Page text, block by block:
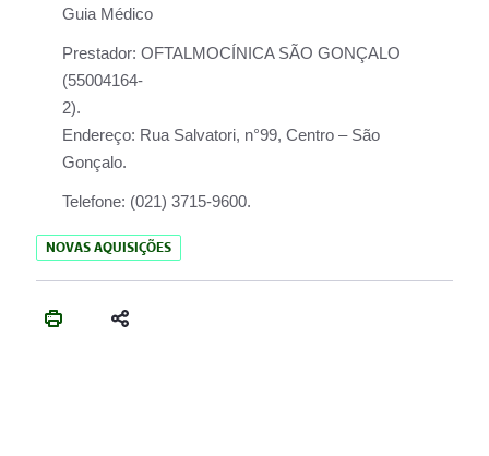
Guia Médico
Prestador: OFTALMOCÍNICA SÃO GONÇALO
(55004164-
2).
Endereço: Rua Salvatori, n°99, Centro – São
Gonçalo.
Telefone: (021) 3715-9600.
NOVAS AQUISIÇÕES